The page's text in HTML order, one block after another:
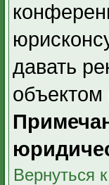
давать
Вернуться